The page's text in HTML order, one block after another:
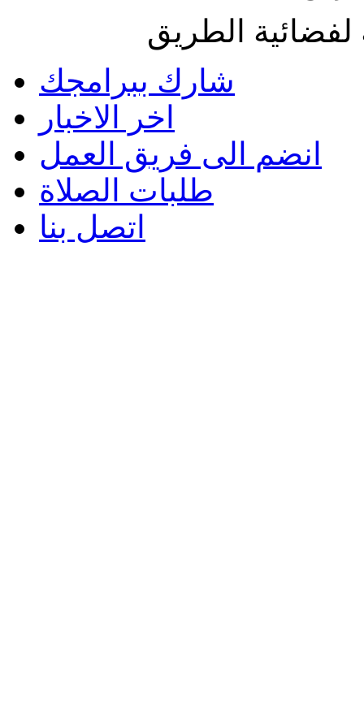
الطريق
شارك ببرامجك
اخر الاخبار
انضم الى فريق العمل
طلبات الصلاة
اتصل بنا